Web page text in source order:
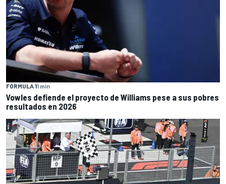
FÓRMULA 11 min
Vowles defiende el proyecto de Williams pese a sus pobres
resultados en 2026